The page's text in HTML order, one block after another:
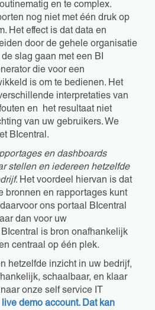
en te complex.
nog niet met één druk op
Het effect is dat data en
door de gehele organisatie
slag gaan met een BI
die voor een
is om te bedienen. Het
interpretaties van
en het resultaat niet
van uw gebruikers. We
BIcentral.
en dashboards
stellen en iedereen hetzelfde
. Het voordeel hiervan is dat
bronnen en rapportages kunt
ons portaal BIcentral
dan voor uw
is bron onafhankelijk
centraal op één plek.
hetzelfde inzicht in uw bedrijf,
schaalbaar, en klaar
onze self service IT
demo account. Dat kan